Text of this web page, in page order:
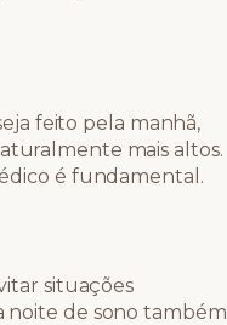
feito pela manhã,
mais altos.
é fundamental.
situações
noite de sono também